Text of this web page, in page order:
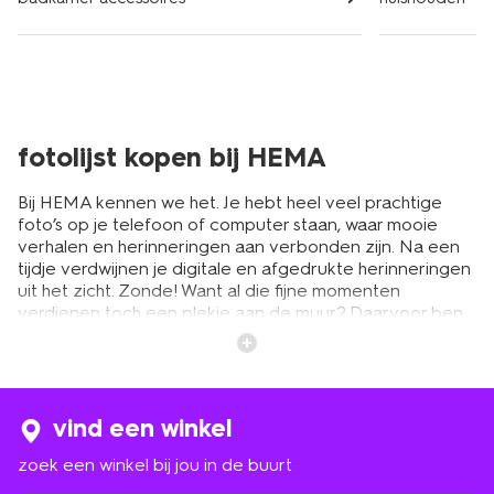
fotolijst kopen bij HEMA
Bij HEMA kennen we het. Je hebt heel veel prachtige
foto’s op je telefoon of computer staan, waar mooie
verhalen en herinneringen aan verbonden zijn. Na een
tijdje verdwijnen je digitale en afgedrukte herinneringen
uit het zicht. Zonde! Want al die fijne momenten
verdienen toch een plekje aan de muur? Daarvoor ben
je bij HEMA aan het juiste adres. Je hebt ruime keuze uit
leuke fotolijstjes in verschillende kleuren en maten. Van
Denk nog eens terug aan die fijne vakantie, de eerste
jaren van je kind of aan een speciaal moment met je
beste vriend. Deze momenten verdienen het om
vind een winkel
zoek een winkel bij jou in de buurt